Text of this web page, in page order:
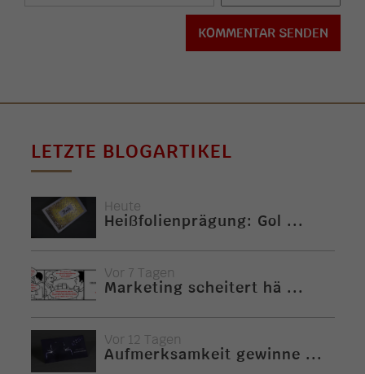
LETZTE BLOGARTIKEL
Heute
Heißfolienprägung: Gol ...
Vor 7 Tagen
Marketing scheitert hä ...
Vor 12 Tagen
Aufmerksamkeit gewinne ...